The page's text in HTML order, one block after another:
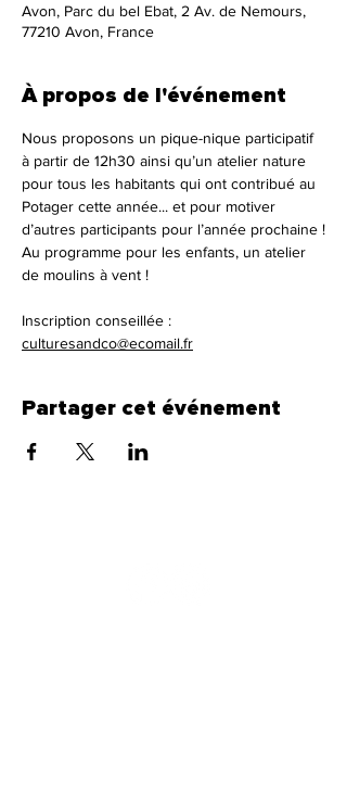
Avon, Parc du bel Ebat, 2 Av. de Nemours,
77210 Avon, France
À propos de l'événement
Nous proposons un pique-nique participatif
à partir de 12h30 ainsi qu’un atelier nature
pour tous les habitants qui ont contribué au
Potager cette année... et pour motiver
d’autres participants pour l’année prochaine !
Au programme pour les enfants, un atelier
de moulins à vent !
Inscription conseillée :
culturesandco@ecomail.fr
Partager cet événement